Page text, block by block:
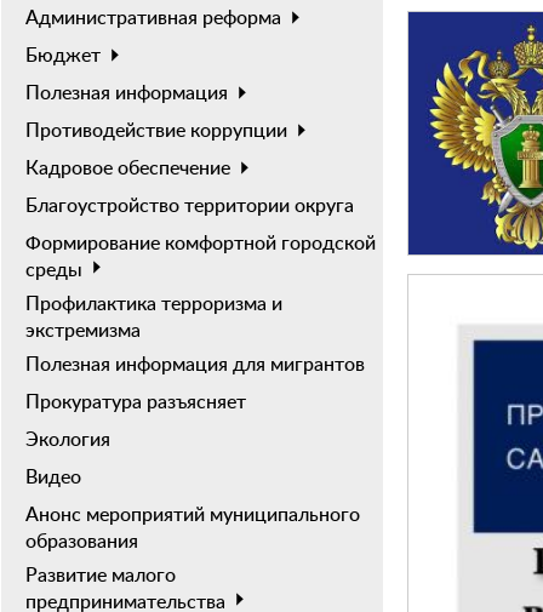
Административная реформа
Бюджет
Полезная информация
Противодействие коррупции
Кадровое обеспечение
Благоустройство территории округа
Формирование комфортной городской
среды
Профилактика терроризма и
экстремизма
Полезная информация для мигрантов
Прокуратура разъясняет
Экология
Видео
Анонс мероприятий муниципального
образования
Развитие малого
предпринимательства